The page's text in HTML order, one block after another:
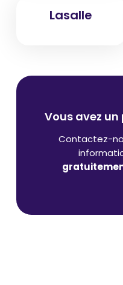
Lasalle
Vous avez
Contactez-